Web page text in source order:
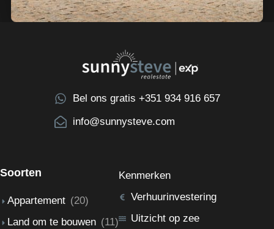
Bel ons gratis +351 934 916 657
info@sunnysteve.com
Soorten
Appartement (20)
Land om te bouwen (11)
Kenmerken
Verhuurinvestering
Uitzicht op zee